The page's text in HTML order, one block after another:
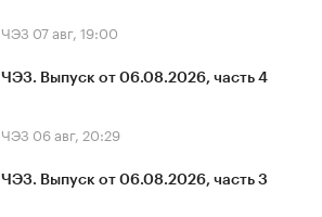
ЧЭЗ 07 авг, 19:00
ЧЭЗ. Выпуск от 06.08.2026, часть 4
ЧЭЗ 06 авг, 20:29
ЧЭЗ. Выпуск от 06.08.2026, часть 3